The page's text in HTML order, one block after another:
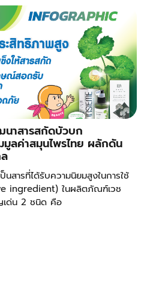
นาสารสกัดบัวบก
ลค่าสมุนไพรไทย ผลักดัน
นสารที่ได้รับความนิยมสูงในการใช้
ingredient) ในผลิตภัณฑ์เวช
เด่น 2 ชนิด คือ